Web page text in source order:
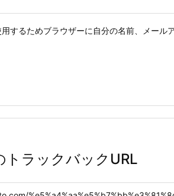
するためブラウザーに自分の名前、メール
トラックバックURL